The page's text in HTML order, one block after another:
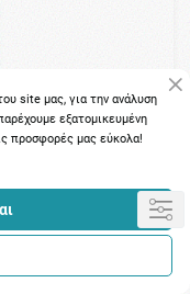
site μας, για την ανάλυση
εξατομικευμένη
προσφορές μας εύκολα!